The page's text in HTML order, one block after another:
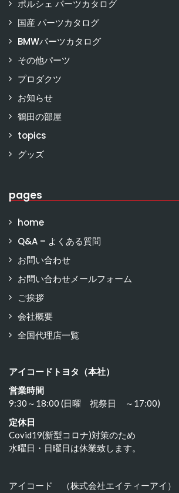
ポルシェ パーツカタログ
国産 パーツカタログ
BMWパーツカタログ
その他パーツ
プロダクツ
お知らせ
鶴田の部屋
topics
グッズ
pages
home
Q&A – よくある質問
お問い合わせ
お問い合わせメールフォーム
ご挨拶
会社概要
全国代理店一覧
アイコードトヨタ（本社）
営業時間
9:30～18:00 (日曜 祝祭日 ～17:00)
定休日
Covid19(新型コロナ)対策のため
水曜日・日曜日は休業致します。
アイコード （株式会社エイティーアイ）